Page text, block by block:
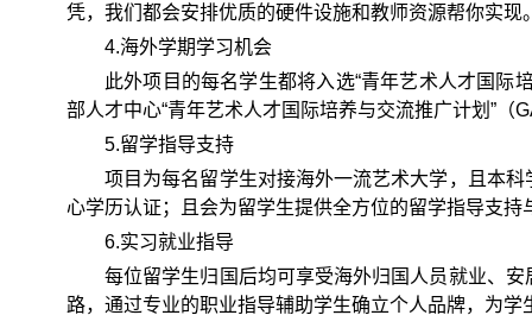
凭，我们都会安排优质的硬件设施和教师资源帮你实现
4.海外学期学习机会
此外项目的每名学生都将入选“青年艺术人才国际
部人才中心“青年艺术人才国际培养与交流推广计划”（
5.留学指导支持
项目为每名留学生对接海外一流艺术大学，且本
心学历认证；且会为留学生提供全方位的留学指导支
6.实习就业指导
每位留学生归国后均可享受海外归国人员就业、
路，通过专业的职业指导辅助学生确立个人品牌，为学